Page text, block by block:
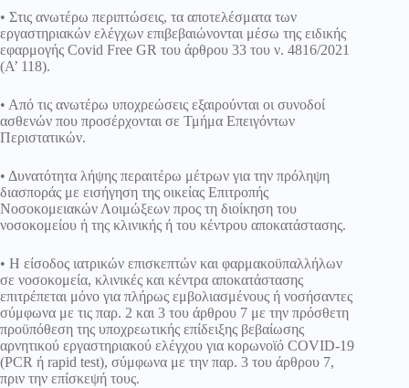
• Στις ανωτέρω περιπτώσεις, τα αποτελέσματα των
εργαστηριακών ελέγχων επιβεβαιώνονται μέσω της ειδικής
εφαρμογής Covid Free GR του άρθρου 33 του ν. 4816/2021
(Α’ 118).
• Από τις ανωτέρω υποχρεώσεις εξαιρούνται οι συνοδοί
ασθενών που προσέρχονται σε Τμήμα Επειγόντων
Περιστατικών.
• Δυνατότητα λήψης περαιτέρω μέτρων για την πρόληψη
διασποράς με εισήγηση της οικείας Επιτροπής
Νοσοκομειακών Λοιμώξεων προς τη διοίκηση του
νοσοκομείου ή της κλινικής ή του κέντρου αποκατάστασης.
• Η είσοδος ιατρικών επισκεπτών και φαρμακοϋπαλλήλων
σε νοσοκομεία, κλινικές και κέντρα αποκατάστασης
επιτρέπεται μόνο για πλήρως εμβολιασμένους ή νοσήσαντες
σύμφωνα με τις παρ. 2 και 3 του άρθρου 7 με την πρόσθετη
προϋπόθεση της υποχρεωτικής επίδειξης βεβαίωσης
αρνητικού εργαστηριακού ελέγχου για κορωνοϊό COVID-19
(PCR ή rapid test), σύμφωνα με την παρ. 3 του άρθρου 7,
πριν την επίσκεψή τους.